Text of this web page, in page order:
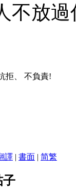
不放
拒、 不負責!
譯 | 書面 | 简繁
子